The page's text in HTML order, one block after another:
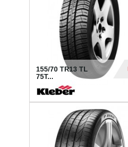
155/70 TR13 TL
75T...